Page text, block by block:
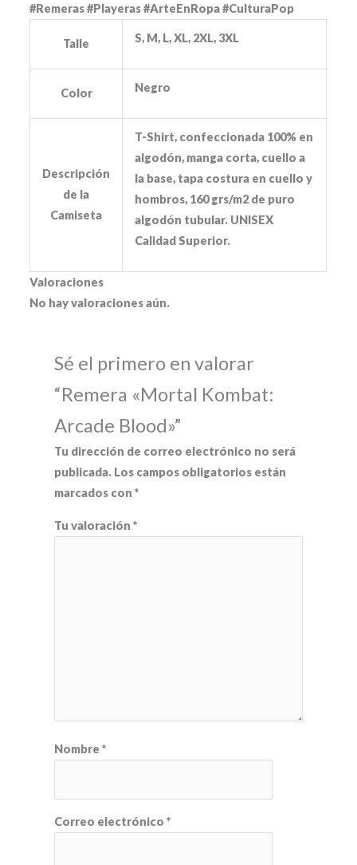
#Remeras #Playeras #ArteEnRopa #CulturaPop
Talle S, M, L, XL, 2XL, 3XL
Color Negro
Descripción
de la
Camiseta
T-Shirt, confeccionada 100% en
algodón, manga corta, cuello a
la base, tapa costura en cuello y
hombros, 160 grs/m2 de puro
algodón tubular. UNISEX
Calidad Superior.
Valoraciones
No hay valoraciones aún.
Sé el primero en valorar
“Remera «Mortal Kombat:
Arcade Blood»”
Tu dirección de correo electrónico no será
publicada. Los campos obligatorios están
marcados con*
Tu valoración*
Nombre*
Correo electrónico*